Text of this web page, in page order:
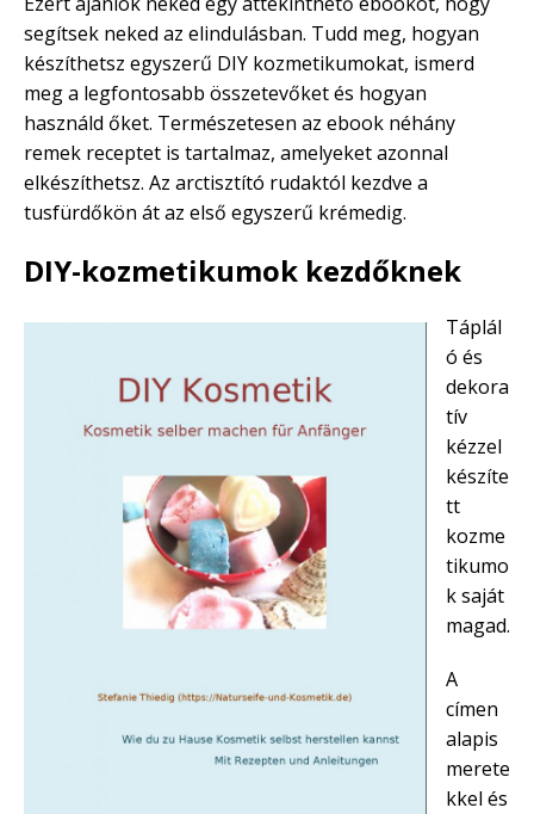
segítsek neked az elindulásban. Tudd meg, hogyan
készíthetsz egyszerű DIY kozmetikumokat, ismerd
meg a legfontosabb összetevőket és hogyan
használd őket. Természetesen az ebook néhány
remek receptet is tartalmaz, amelyeket azonnal
elkészíthetsz. Az arctisztító rudaktól kezdve a
tusfürdőkön át az első egyszerű krémedig.
DIY-kozmetikumok kezdőknek
Táplál
ó és
dekora
tív
kézzel
készíte
tt
kozme
tikumo
k saját
magad.
A
címen
alapis
merete
kkel és